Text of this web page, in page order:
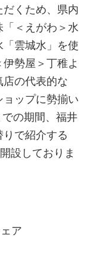
くため、県内
＜えがわ＞水
雲城水」を使
勢屋＞丁稚よ
店の代表的な
ョップに勢揃い
の期間、福井
で紹介する
設しておりま
ア